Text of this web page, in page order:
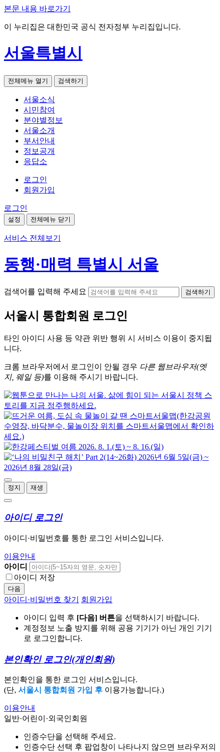
본문 내용 바로가기
이 누리집은 대한민국 공식 전자정부 누리집입니다.
서울특별시
전체메뉴 열기 검색하기
서울소식
시민참여
분야별정보
서울소개
부서안내
정보공개
응답소
로그인
회원가입
로그인
설정 전체메뉴 닫기
서비스 전체보기
동행·매력 특별시 서울
검색어를 입력해 주세요 검색하기
서울시 통합회원 로그인
타인 아이디 사용 등 약관 위반 행위 시 서비스 이용이 중지됩
니다.
크롬 브라우저에서 로그인이 안될 경우 다른 웹브라우저(엣
지, 웨일 등)를 이용해 주시기 바랍니다.
정지 재생
아이디 로그인
아이디·비밀번호를 통한 로그인 서비스입니다.
이용안내
아이디
아이디 저장
다음
아이디·비밀번호 찾기 회원가입
아이디 입력 후 [다음] 버튼을 선택하시기 바랍니다.
계정정보 노출 방지를 위해 공용 기기가 아닌 개인 기기
로 로그인합니다.
본인확인 로그인(개인회원)
본인확인을 통한 로그인 서비스입니다.
(단, 서울시 통합회원 가입 후 이용가능합니다.)
이용안내
일반·어린이·외국인회원
인증수단을 선택해 주세요.
인증수단 선택 후 팝업창이 나타나지 않으면 브라우저의